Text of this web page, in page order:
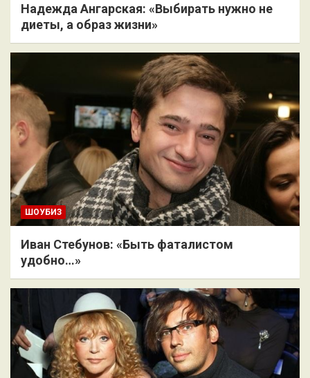
Надежда Ангарская: «Выбирать нужно не
диеты, а образ жизни»
ШОУБИЗ
Иван Стебунов: «Быть фаталистом
удобно…»